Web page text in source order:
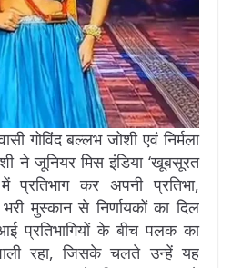
गोविंद बल्लभ जोशी एवं निर्मला
ने जूनियर मिस इंडिया ‘खूबसूरत
प्रतिभाग कर अपनी प्रतिभा,
मुस्कान से निर्णायकों का दिल
प्रतिभागियों के बीच पलक का
रहा, जिसके चलते उन्हें यह